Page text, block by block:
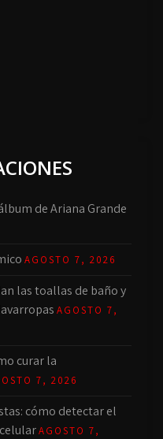
de Ariana Grande
AGOSTO 7, 2026
las toallas de baño y
AGOSTO 7,
curar la
7, 2026
cómo detectar el
AGOSTO 7,